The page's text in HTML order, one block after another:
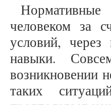
человеком за
условий, через
навыки.
возникновении
таких